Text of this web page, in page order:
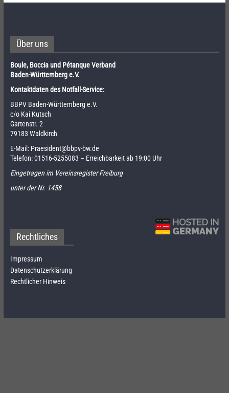
Über uns
Boule, Boccia und Pétanque Verband
Baden-Württemberg e.V.
Kontaktdaten des Notfall-Service:
BBPV Baden-Württemberg e.V.
c/o Kai Kutsch
Gartenstr. 2
79183 Waldkirch
E-Mail: Praesident@bbpv-bw.de
Telefon:01516-5255083 – Erreichbarkeit ab 19:00 Uhr
Eingetragen im Vereinsregister Freiburg
unter der Nr. 1458
Rechtliches
Impressum
Datenschutzerklärung
Rechtlicher Hinweis